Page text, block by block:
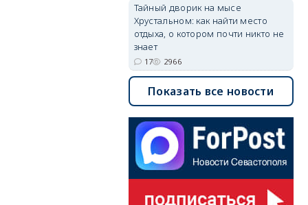
Тайный дворик на мысе
Хрустальном: как найти место
отдыха, о котором почти никто не
знает
17 2966
Показать все новости